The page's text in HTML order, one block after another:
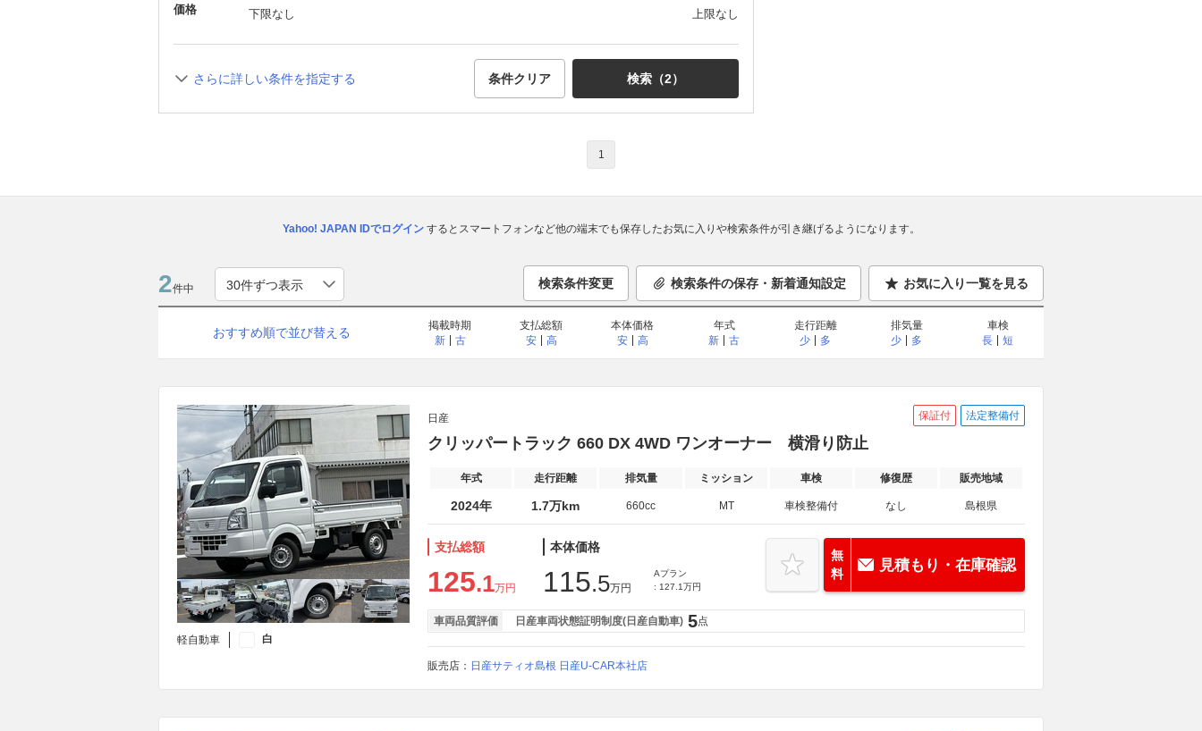
価格 下限なし 上限なし
さらに詳しい条件を指定する 条件クリア 検索（2）
1
Yahoo! JAPAN IDでログインするとスマートフォンなど他の端末でも保存したお気に入りや検索条件が引き継げるようになります。
2件中 検索条件変更 検索条件の保存・新着通知設定 お気に入り一覧を見る
おすすめ順で並び替える
掲載時期
新
古
支払総額
安
高
本体価格
安
高
年式
新
古
走行距離
少
多
排気量
少
多
車検
長
短
軽自動車 白
日産 保証付 法定整備付
クリッパートラック 660 DX 4WD ワンオーナー 横滑り防止
年式 走行距離 排気量 ミッション 車検 修復歴 販売地域
2024年 1.7万km 660cc MT 車検整備付 なし 島根県
支払総額
125.1万円
本体価格
115.5万円
Aプラン
: 127.1万円
無
料
見積もり・在庫確認
車両品質評価 日産車両状態証明制度(日産自動車) 5点
販売店： 日産サティオ島根 日産U-CAR本社店